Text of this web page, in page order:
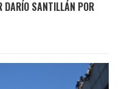
DARÍO SANTILLÁN POR